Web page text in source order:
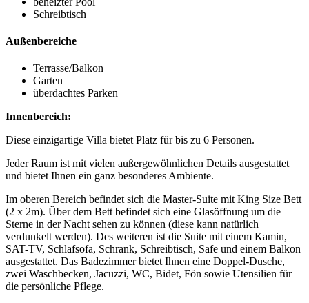
Schreibtisch
Außenbereiche
Terrasse/Balkon
Garten
überdachtes Parken
Innenbereich:
Diese einzigartige Villa bietet Platz für bis zu 6 Personen.
Jeder Raum ist mit vielen außergewöhnlichen Details ausgestattet
und bietet Ihnen ein ganz besonderes Ambiente.
Im oberen Bereich befindet sich die Master-Suite mit King Size Bett
(2 x 2m). Über dem Bett befindet sich eine Glasöffnung um die
Sterne in der Nacht sehen zu können (diese kann natürlich
verdunkelt werden). Des weiteren ist die Suite mit einem Kamin,
SAT-TV, Schlafsofa, Schrank, Schreibtisch, Safe und einem Balkon
ausgestattet. Das Badezimmer bietet Ihnen eine Doppel-Dusche,
zwei Waschbecken, Jacuzzi, WC, Bidet, Fön sowie Utensilien für
die persönliche Pflege.